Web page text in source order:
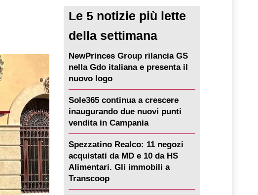
Le 5 notizie più lette
della settimana
NewPrinces Group rilancia GS
nella Gdo italiana e presenta il
nuovo logo
Sole365 continua a crescere
inaugurando due nuovi punti
vendita in Campania
Spezzatino Realco: 11 negozi
acquistati da MD e 10 da HS
Alimentari. Gli immobili a
Transcoop